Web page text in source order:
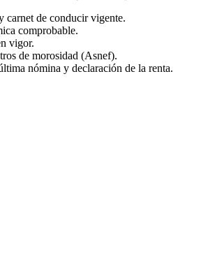
carnet de conducir vigente.
comprobable.
vigor.
de morosidad (Asnef).
nómina y declaración de la renta.